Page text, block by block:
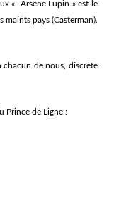
« Arsène Lupin » est le
maints pays (Casterman).
chacun de nous, discrète
Prince de Ligne :